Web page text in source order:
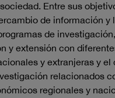
Entre sus
de información y
de investigación,
y extensión con
y extranjeras y el
relacionados
regionales y